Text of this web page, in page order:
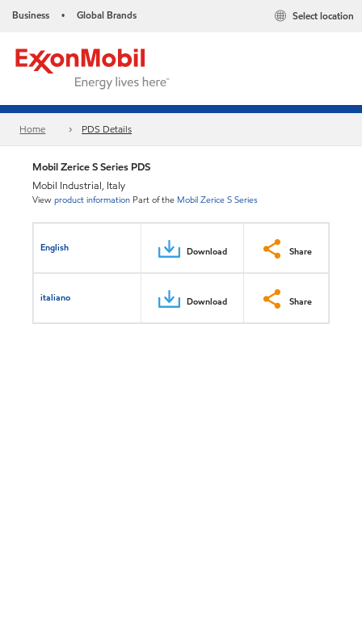
Business • Global Brands Select location
Home PDS Details
Mobil Zerice S Series PDS
Mobil Industrial, Italy
Viewproduct information Part of the Mobil Zerice S Series
English Download Share
italiano Download Share